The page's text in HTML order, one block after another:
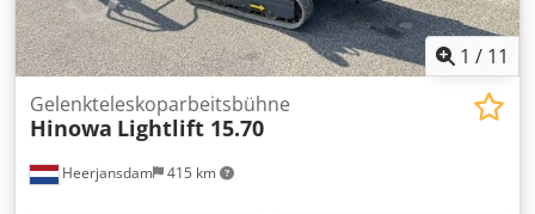
1 / 11
Heerjansdam 415 km
Gelenkteleskoparbeitsbühne
Hinowa Lightlift 15.70